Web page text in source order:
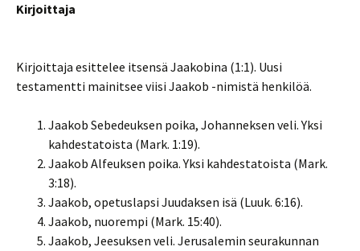
Kirjoittaja
Kirjoittaja esittelee itsensä Jaakobina (1:1). Uusi
testamentti mainitsee viisi Jaakob -nimistä henkilöä.
Jaakob Sebedeuksen poika, Johanneksen veli. Yksi
kahdestatoista (Mark. 1:19).
Jaakob Alfeuksen poika. Yksi kahdestatoista (Mark.
3:18).
Jaakob, opetuslapsi Juudaksen isä (Luuk. 6:16).
Jaakob, nuorempi (Mark. 15:40).
Jaakob, Jeesuksen veli. Jerusalemin seurakunnan